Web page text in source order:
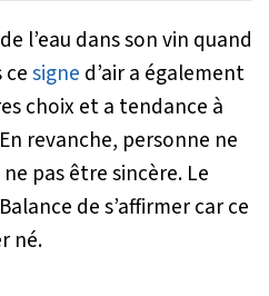
l’eau dans son vin quand
cesigne d’air a également
choix et a tendance à
revanche, personne ne
pas être sincère. Le
de s’affirmer car ce
né.